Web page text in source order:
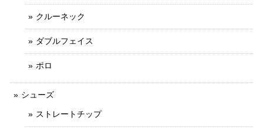
クルーネック
ダブルフェイス
ポロ
シューズ
ストレートチップ